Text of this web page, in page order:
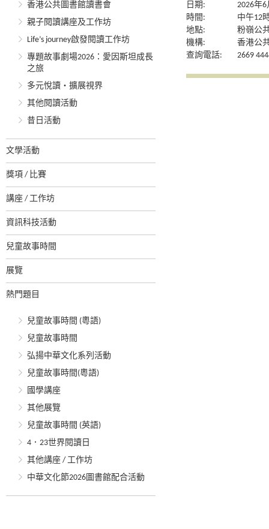
香港公共圖書館讀書會
親子閱讀講座及工作坊
Life’s journey啟發閱讀工作坊
專題故事劇場2026：愛因斯坦成長
之旅
多元悅讀‧擴展視界
其他閱讀活動
昔日活動
文學活動
獎項 / 比賽
講座 / 工作坊
資訊科技活動
兒童故事時間
展覽
熱門題目
兒童故事時間 (粵語)
兒童故事時間
弘揚中華文化系列活動
兒童故事時間(粵語)
國學講座
其他展覽
兒童故事時間 (英語)
4．23世界閱讀日
其他講座 / 工作坊
中華文化節2026圖書館配合活動
日期:
2026年
時間:
中午12
地點:
粉嶺公
機構:
香港公
查詢電話:
2669